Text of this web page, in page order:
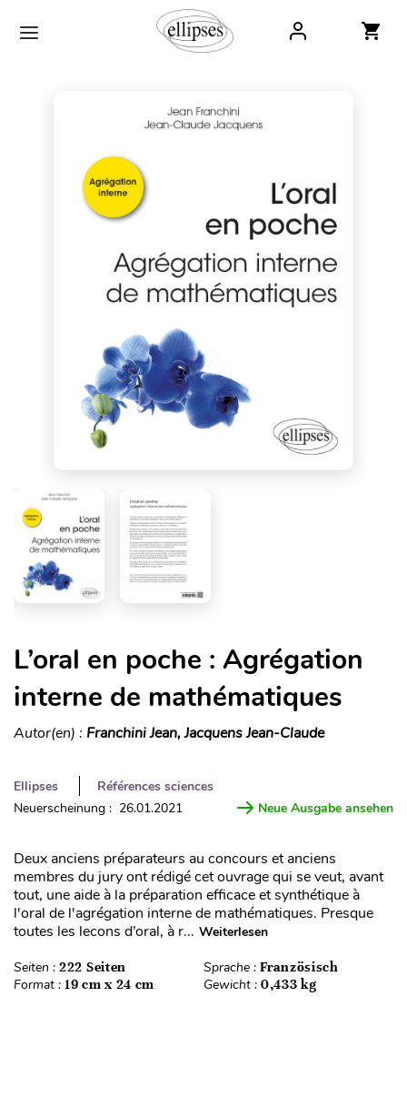
L’oral en poche : Agrégation
interne de mathématiques
Autor(en) : Franchini Jean, Jacquens Jean-Claude
Ellipses
Références sciences
Neuerscheinung : 26.01.2021
Neue Ausgabe ansehen
Deux anciens préparateurs au concours et anciens
membres du jury ont rédigé cet ouvrage qui se veut, avant
tout, une aide à la préparation efficace et synthétique à
l'oral de l'agrégation interne de mathématiques. Presque
toutes les lecons d’oral, à r... Weiterlesen
Seiten : 222 Seiten Sprache : Französisch
Format : 19 cm x 24 cm Gewicht : 0,433 kg